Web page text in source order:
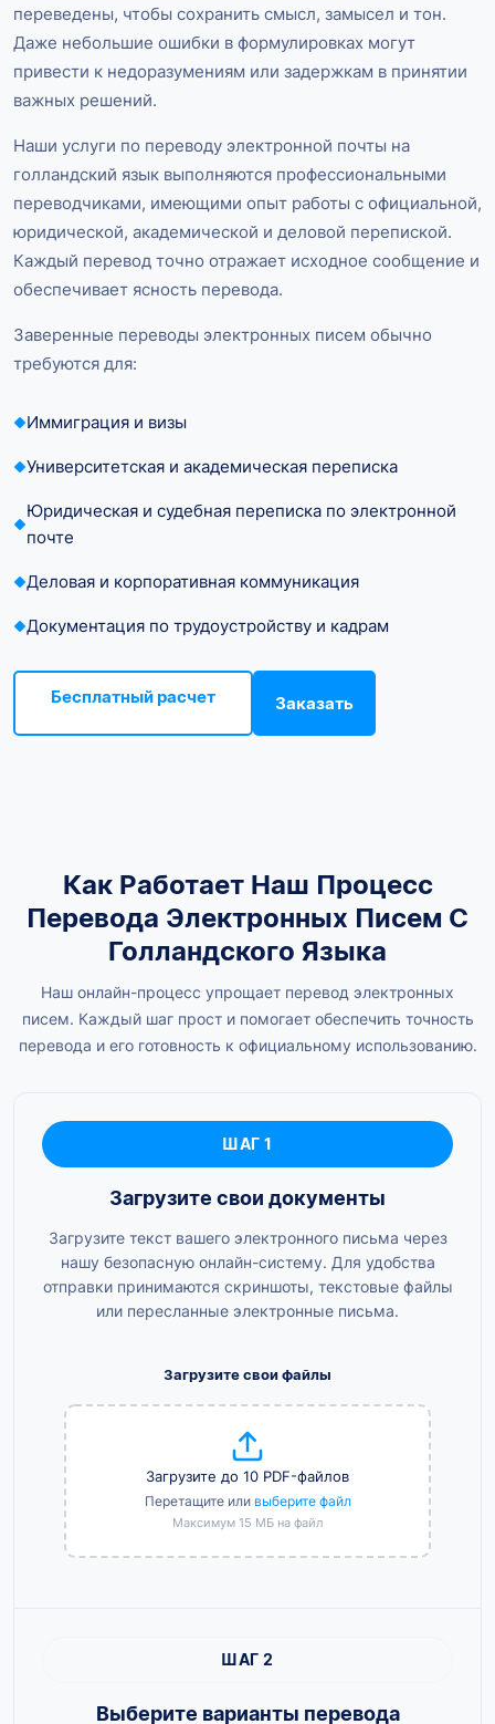
переведены, чтобы сохранить смысл, замысел и тон.
Даже небольшие ошибки в формулировках могут
привести к недоразумениям или задержкам в принятии
важных решений.
Наши услуги по переводу электронной почты на
голландский язык выполняются профессиональными
переводчиками, имеющими опыт работы с официальной,
юридической, академической и деловой перепиской.
Каждый перевод точно отражает исходное сообщение и
обеспечивает ясность перевода.
Заверенные переводы электронных писем обычно
требуются для:
Иммиграция и визы
Университетская и академическая переписка
Юридическая и судебная переписка по электронной
почте
Деловая и корпоративная коммуникация
Документация по трудоустройству и кадрам
Бесплатный расчет Заказать
Как Работает Наш Процесс
Перевода Электронных Писем С
Голландского Языка
Наш онлайн-процесс упрощает перевод электронных
писем. Каждый шаг прост и помогает обеспечить точность
перевода и его готовность к официальному использованию.
ШАГ 1
Загрузите свои документы
Загрузите текст вашего электронного письма через
нашу безопасную онлайн-систему. Для удобства
отправки принимаются скриншоты, текстовые файлы
или пересланные электронные письма.
Загрузите свои файлы
Загрузите до 10 PDF-файлов
Перетащите или выберите файл
Максимум 15 МБ на файл
ШАГ 2
Выберите варианты перевода